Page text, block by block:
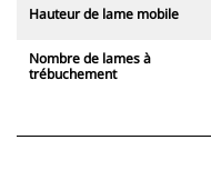
Hauteur de lame mobile
Nombre de lames à
trébuchement